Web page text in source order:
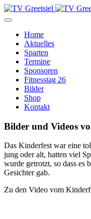
Home
Aktuelles
Sparten
Termine
Sponsoren
Fitnesstag 26
Bilder
Shop
Kontakt
Bilder und Videos
Das Kinderfest war eine
jung oder alt, hatten viel
wurde getrotzt, so dass es
Gesichter gab.
Zu den Video vom